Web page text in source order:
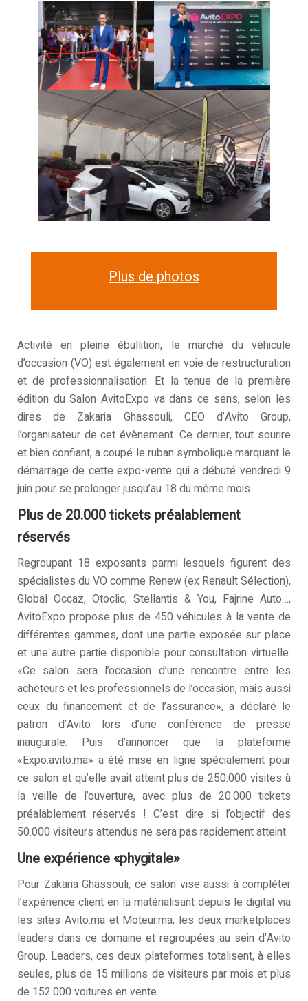
Plus de photos
Activité en pleine ébullition, le marché du véhicule
d’occasion (VO) est également en voie de restructuration
et de professionnalisation. Et la tenue de la première
édition du Salon AvitoExpo va dans ce sens, selon les
dires de Zakaria Ghassouli, CEO d’Avito Group,
l’organisateur de cet évènement. Ce dernier, tout sourire
et bien confiant, a coupé le ruban symbolique marquant le
démarrage de cette expo-vente qui a débuté vendredi 9
juin pour se prolonger jusqu’au 18 du même mois.
Plus de 20.000 tickets préalablement
réservés
Regroupant 18 exposants parmi lesquels figurent des
spécialistes du VO comme Renew (ex Renault Sélection),
Global Occaz, Otoclic, Stellantis & You, Fajrine Auto…,
AvitoExpo propose plus de 450 véhicules à la vente de
différentes gammes, dont une partie exposée sur place
et une autre partie disponible pour consultation virtuelle.
«Ce salon sera l’occasion d’une rencontre entre les
acheteurs et les professionnels de l’occasion, mais aussi
ceux du financement et de l’assurance», a déclaré le
patron d’Avito lors d’une conférence de presse
inaugurale. Puis d’annoncer que la plateforme
«Expo.avito.ma» a été mise en ligne spécialement pour
ce salon et qu’elle avait atteint plus de 250.000 visites à
la veille de l’ouverture, avec plus de 20.000 tickets
préalablement réservés ! C’est dire si l’objectif des
50.000 visiteurs attendus ne sera pas rapidement atteint.
Une expérience «phygitale»
Pour Zakaria Ghassouli, ce salon vise aussi à compléter
l’expérience client en la matérialisant depuis le digital via
les sites Avito.ma et Moteur.ma, les deux marketplaces
leaders dans ce domaine et regroupées au sein d’Avito
Group. Leaders, ces deux plateformes totalisent, à elles
seules, plus de 15 millions de visiteurs par mois et plus
de 152.000 voitures en vente.